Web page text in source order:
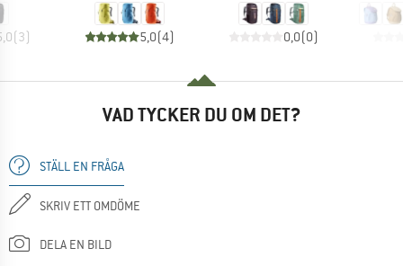
(3) 5,0(4) 0,0(0)
VAD TYCKER DU OM DET?
STÄLL EN FRÅGA
SKRIV ETT OMDÖME
DELA EN BILD